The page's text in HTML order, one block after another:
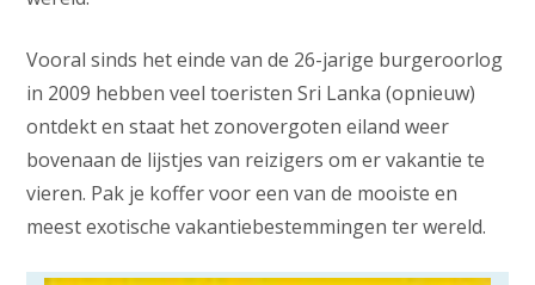
Vooral sinds het einde van de 26-jarige burgeroorlog
in 2009 hebben veel toeristen Sri Lanka (opnieuw)
ontdekt en staat het zonovergoten eiland weer
bovenaan de lijstjes van reizigers om er vakantie te
vieren. Pak je koffer voor een van de mooiste en
meest exotische vakantiebestemmingen ter wereld.